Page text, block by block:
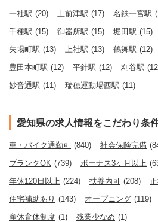
一社駅 (20) 上前津駅 (17) 名鉄一宮駅
千種駅 (15) 御器所駅 (15) 堀田駅 (15)
矢場町駅 (13) 上社駅 (13) 鶴舞駅 (12)
豊田本町駅 (12) 平針駅 (12) 刈谷駅
妙音通駅 (11) 瑞穂運動場西駅 (11)
愛知県の求人情報をこだわり条
車・バイク通勤可 (840) 社会保険完備
ブランクOK (739) ボーナス3ヶ月以上
年休120日以上 (224) 扶養内可 (208)
住宅補助あり (143) オープニング (119)
産休育休制度 (1) 残業少なめ (1)